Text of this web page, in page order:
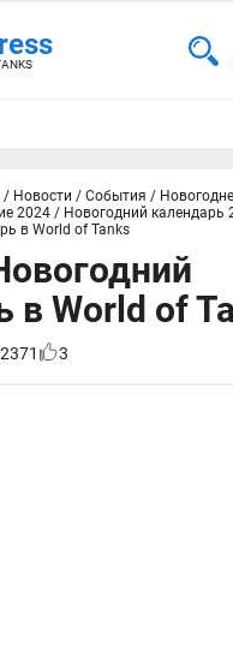
/ Новости / События /
2024 / Новогодний календарь
в World of Tanks
в World of
2371 3